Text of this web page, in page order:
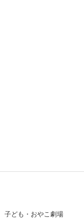
子ども・おやこ劇場